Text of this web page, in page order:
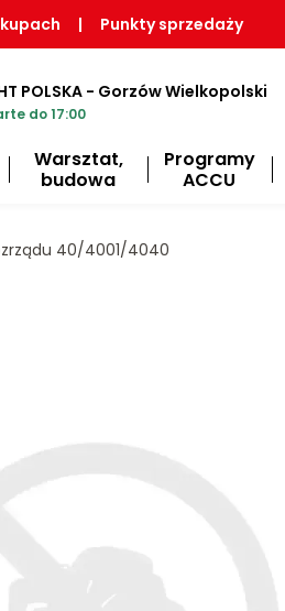
| Punkty sprzedaży
POLSKA - Gorzów Wielkopolski
do 17:00
Warsztat,
budowa
Programy
ACCU
40/4001/4040